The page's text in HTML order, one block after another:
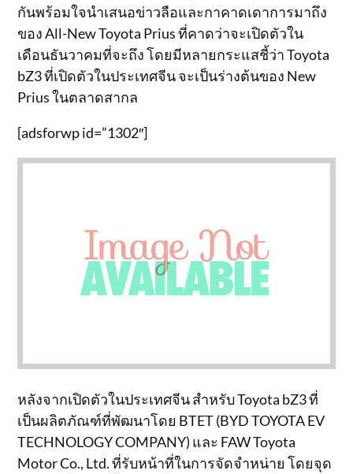
กันพร้อมใจนำเสนอข่าวลือและกาคาดเดาการมาถึง
ของ All-New Toyota Prius ที่คาดว่าจะเปิดตัวใน
เดือนธันวาคมที่จะถึง โดยมีหลายกระแสชี้ว่า Toyota
bZ3 ที่เปิดตัวในประเทศจีน จะเป็นร่างต้นของ New
Prius ในตลาดสากล
[adsforwp id=”1302″]
หลังจากเปิดตัวในประเทศจีน สำหรับ Toyota bZ3 ที่
เป็นผลิตภัณฑ์ที่พัฒนาโดย BTET (BYD TOYOTA EV
TECHNOLOGY COMPANY) และ FAW Toyota
Motor Co., Ltd. ที่รับหน้าที่ในการจัดจำหน่าย โดยจุด